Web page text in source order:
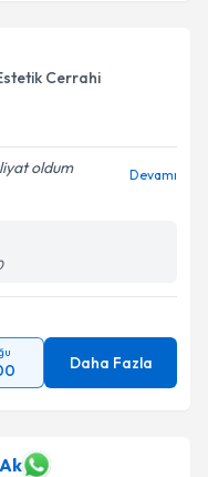
Cerrahi
oldum
Devamı
Daha Fazla